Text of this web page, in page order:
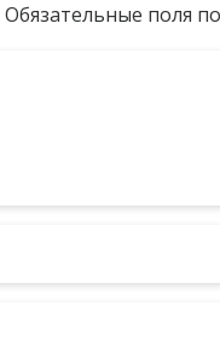
Обязательные поля